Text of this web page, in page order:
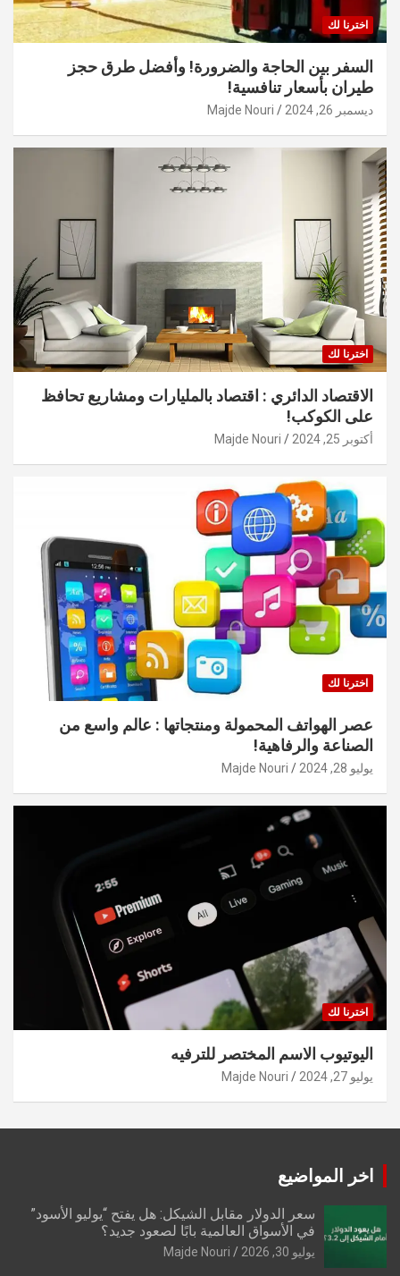
اخترنا لك
السفر بين الحاجة والضرورة! وأفضل طرق حجز
طيران بأسعار تنافسية!
ديسمبر 26, 2024 Majde Nouri
اخترنا لك
الاقتصاد الدائري : اقتصاد بالمليارات ومشاريع تحافظ
على الكوكب!
أكتوبر 25, 2024 Majde Nouri
اخترنا لك
عصر الهواتف المحمولة ومنتجاتها : عالم واسع من
الصناعة والرفاهية!
يوليو 28, 2024 Majde Nouri
اخترنا لك
اليوتيوب الاسم المختصر للترفيه
يوليو 27, 2024 Majde Nouri
اخر المواضيع
سعر الدولار مقابل الشيكل: هل يفتح “يوليو الأسود”
في الأسواق العالمية بابًا لصعود جديد؟
يوليو 30, 2026 Majde Nouri